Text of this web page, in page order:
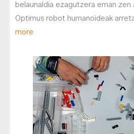
belaunaldia ezagutzera eman zen
Optimus robot humanoideak
more